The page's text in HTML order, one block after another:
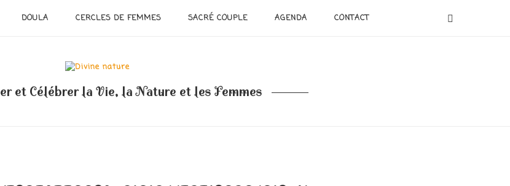
DOULA CERCLES DE FEMMES SACRÉ COUPLE AGENDA CONTACT
et Célébrer la Vie, la Nature et les Femmes